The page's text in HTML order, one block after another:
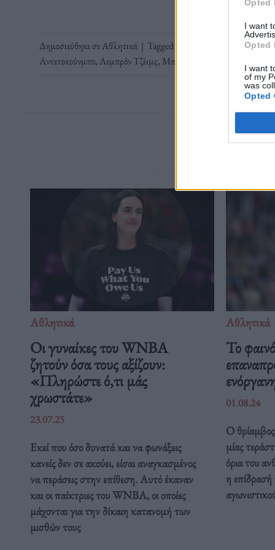
Opted
I want
Opted
I want
of my
was
Opted
Δημοσιεύθηκε σεΑθλητικά | Tagged Giannis
Αντετοκούνμπο,Λεμπρόν Τζέιμς, Μπάσκετ
Αθλητικά
Οι γυναίκες του WNBA
ζητούν όσα τους αξίζουν:
«Πληρώστε ό,τι μάς
χρωστάτε»
23.07.25
Εκεί που όσο δυνατά και να φωνάξεις
κανείς δεν σε ακούει, είσαι αναγκασμένος
να περάσεις στην επίθεση. Αυτό έκαναν
και οι παίκτριες του WNBA, οι οποίες
μάχονται για την δίκαιη κατανομή των
μισθών τους
Αθλητικά
Το
01.08.24
Ο
μίας
όρια του
η επίδρασή